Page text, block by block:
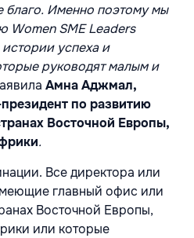
благо. Именно поэтому мы
Women SME Leaders
успеха и
руководят малым и
Амна Аджмал,
по развитию
Восточной Европы,
.
Все директора или
главный офис или
Восточной Европы,
или которые